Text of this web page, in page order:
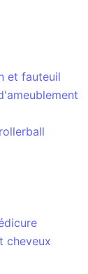
et fauteuil
cheveux